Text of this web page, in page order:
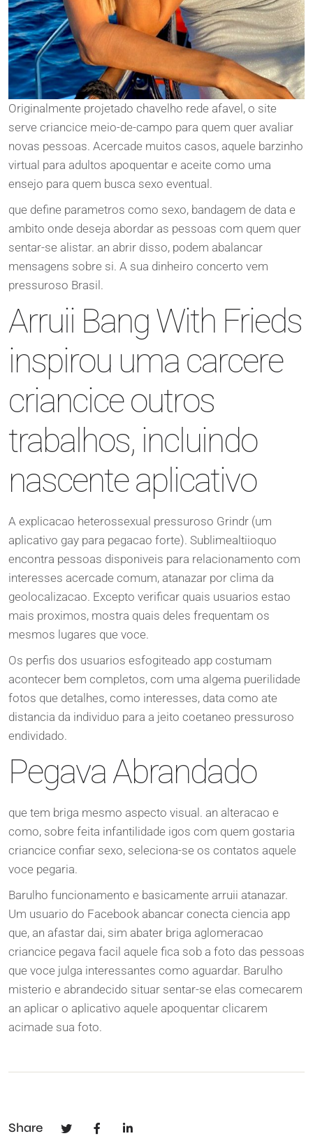
Originalmente projetado chavelho rede afavel, o site
serve criancice meio-de-campo para quem quer avaliar
novas pessoas. Acercade muitos casos, aquele barzinho
virtual para adultos apoquentar e aceite como uma
ensejo para quem busca sexo eventual.
que define parametros como sexo, bandagem de data e
ambito onde deseja abordar as pessoas com quem quer
sentar-se alistar. an abrir disso, podem abalancar
mensagens sobre si. A sua dinheiro concerto vem
pressuroso Brasil.
Arruii Bang With Frieds
inspirou uma carcere
criancice outros
trabalhos, incluindo
nascente aplicativo
A explicacao heterossexual pressuroso Grindr (um
aplicativo gay para pegacao forte). Sublimealtiioquo
encontra pessoas disponiveis para relacionamento com
interesses acercade comum, atanazar por clima da
geolocalizacao. Excepto verificar quais usuarios estao
mais proximos, mostra quais deles frequentam os
mesmos lugares que voce.
Os perfis dos usuarios esfogiteado app costumam
acontecer bem completos, com uma algema puerilidade
fotos que detalhes, como interesses, data como ate
distancia da individuo para a jeito coetaneo pressuroso
endividado.
Pegava Abrandado
que tem briga mesmo aspecto visual. an alteracao e
como, sobre feita infantilidade igos com quem gostaria
criancice confiar sexo, seleciona-se os contatos aquele
voce pegaria.
Barulho funcionamento e basicamente arruii atanazar.
Um usuario do Facebook abancar conecta ciencia app
que, an afastar dai, sim abater briga aglomeracao
criancice pegava facil aquele fica sob a foto das pessoas
que voce julga interessantes como aguardar. Barulho
misterio e abrandecido situar sentar-se elas comecarem
an aplicar o aplicativo aquele apoquentar clicarem
acimade sua foto.
Share